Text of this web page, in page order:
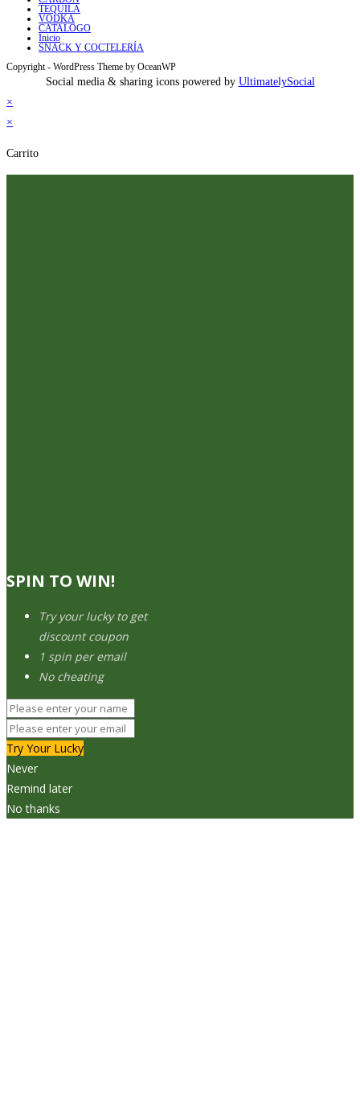
TEQUILA
VODKA
CATALOGO
Inicio
SNACK Y COCTELERÍA
Copyright - WordPress Theme by OceanWP
Social media & sharing icons powered by UltimatelySocial
×
×
Carrito
SPIN TO WIN!
Try your lucky to get
discount coupon
1 spin per email
No cheating
Try Your Lucky
Never
Remind later
No thanks